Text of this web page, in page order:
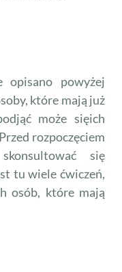
opisano powyżej
które mają już
może sięich
rozpoczęciem
się
tu wiele ćwiczeń,
osób, które mają